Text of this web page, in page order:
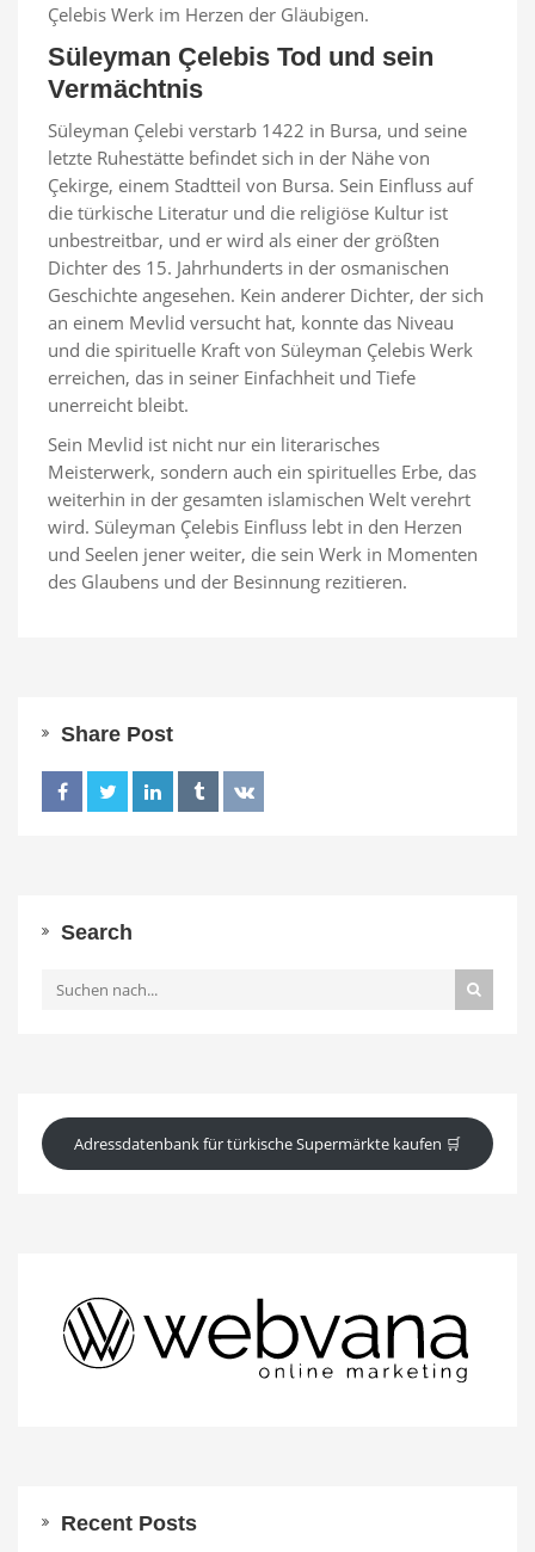
Çelebis Werk im Herzen der Gläubigen.
Süleyman Çelebis Tod und sein
Vermächtnis
Süleyman Çelebi verstarb 1422 in Bursa, und seine
letzte Ruhestätte befindet sich in der Nähe von
Çekirge, einem Stadtteil von Bursa. Sein Einfluss auf
die türkische Literatur und die religiöse Kultur ist
unbestreitbar, und er wird als einer der größten
Dichter des 15. Jahrhunderts in der osmanischen
Geschichte angesehen. Kein anderer Dichter, der sich
an einem Mevlid versucht hat, konnte das Niveau
und die spirituelle Kraft von Süleyman Çelebis Werk
erreichen, das in seiner Einfachheit und Tiefe
unerreicht bleibt.
Sein Mevlid ist nicht nur ein literarisches
Meisterwerk, sondern auch ein spirituelles Erbe, das
weiterhin in der gesamten islamischen Welt verehrt
wird. Süleyman Çelebis Einfluss lebt in den Herzen
und Seelen jener weiter, die sein Werk in Momenten
des Glaubens und der Besinnung rezitieren.
Share Post
Search
Adressdatenbank für türkische Supermärkte kaufen 🛒
Recent Posts